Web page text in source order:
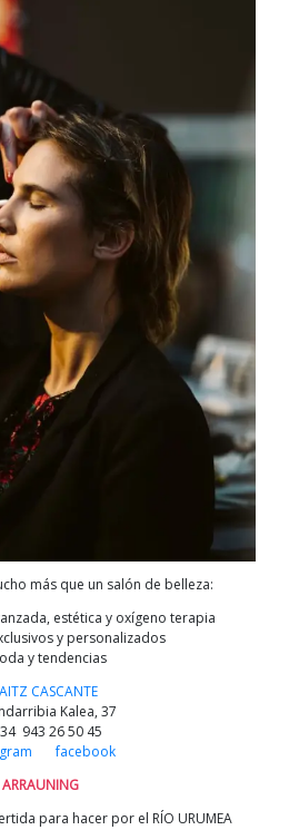
más que un salón de belleza:
estética y oxígeno terapia
y personalizados
y tendencias
CASCANTE
Kalea, 37
943 26 50 45
facebook
ARRAUNING
para hacer por el RÍO URUMEA